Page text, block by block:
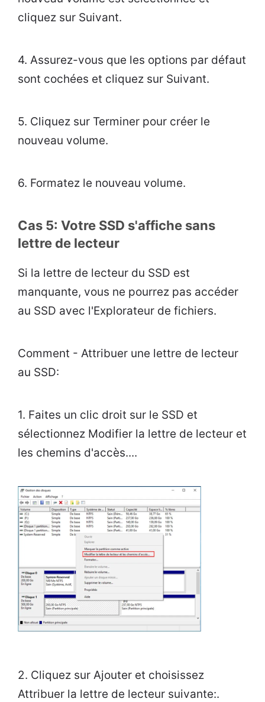
cliquez sur Suivant.
4. Assurez-vous que les options par défaut
sont cochées et cliquez sur Suivant.
5. Cliquez sur Terminer pour créer le
nouveau volume.
6. Formatez le nouveau volume.
Cas 5: Votre SSD s'affiche sans
lettre de lecteur
Si la lettre de lecteur du SSD est
manquante, vous ne pourrez pas accéder
au SSD avec l'Explorateur de fichiers.
Comment - Attribuer une lettre de lecteur
au SSD:
1. Faites un clic droit sur le SSD et
sélectionnez Modifier la lettre de lecteur et
les chemins d'accès....
2. Cliquez sur Ajouter et choisissez
Attribuer la lettre de lecteur suivante:.